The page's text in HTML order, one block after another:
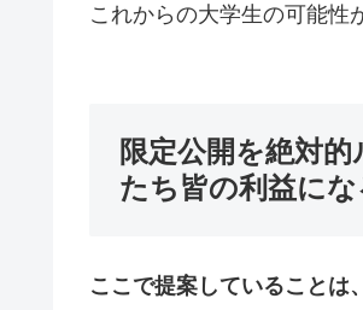
これからの大学生の可能性
限定公開を絶対
たち皆の利益に
ここで提案していることは